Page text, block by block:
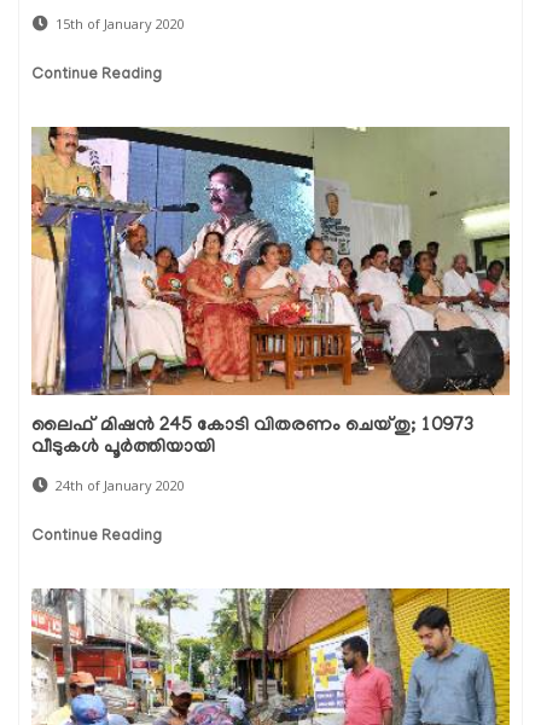
15th of January 2020
Continue Reading
ലൈഫ് മിഷന്‍ 245 കോടി വിതരണം ചെയ്തു; 10973
വീടുകള്‍ പൂര്‍ത്തിയായി
24th of January 2020
Continue Reading